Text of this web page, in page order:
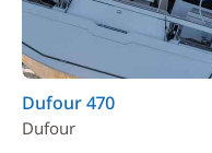
Dufour 470
Dufour